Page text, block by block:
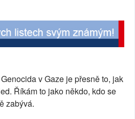
v Gaze je přesně to, jak
Říkám to jako někdo, kdo se
zabývá.